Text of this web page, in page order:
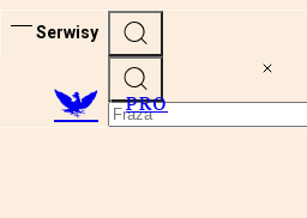
Serwisy
PRO